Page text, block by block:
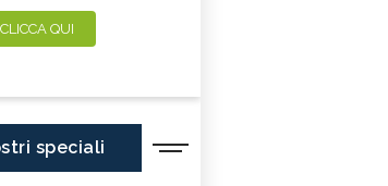
CLICCA QUI
speciali